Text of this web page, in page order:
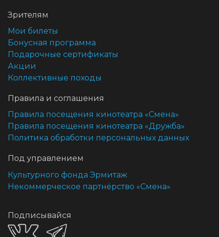
Зрителям
Мои билеты
Бонусная программа
Подарочные сертификаты
Акции
Коллективные походы
Правила и соглашения
Правила посещения кинотеатра «Смена»
Правила посещения кинотеатра «Дружба»
Политика обработки персональных данных
Под управлением
Культурного фонда Эрмитаж
Некоммерческое партнёрство «Смена»
Подписывайся